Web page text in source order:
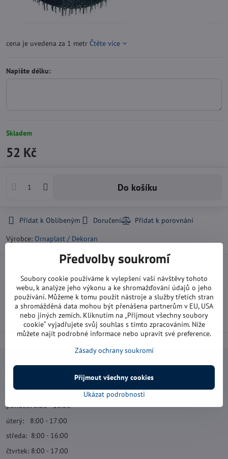
cena je uvedena za 1 metr Čtěte více
Napište délku:
Skladem
52 Kč
Do košíku
Přidat k Oblíbeným
Doručení
Výrobce: Ornaplast / Dekoran
pletivo okrasné
je vyrobeno z pozinkovaných ocelových drátů s vysokou pevností
potažených PVC
používá se na oplocení zahrad a květinových záhonků
Navštivte nás
Otevírací doba:
pondělí: 8:00 - 16:00
úterý: 8:00 - 17:00
středa: 8:00 - 16:00
čtvrtek: 8:00 - 17:00
Předvolby soukromí
Soubory cookie používáme k vylepšení vaší návštěvy tohoto
webu, k analýze jeho výkonu a ke shromažďování údajů o jeho
používání. Můžeme k tomu použít nástroje a služby třetích stran
a shromážděná data mohou být přenášena partnerům v EU, USA
nebo jiných zemích. Kliknutím na „Přijmout všechny soubory
cookie“ vyjadřujete svůj souhlas s tímto zpracováním. Níže
můžete najít podrobné informace nebo upravit své preference.
Zásady ochrany soukromí
Ukázat podrobnosti
Přijmout všechny cookies